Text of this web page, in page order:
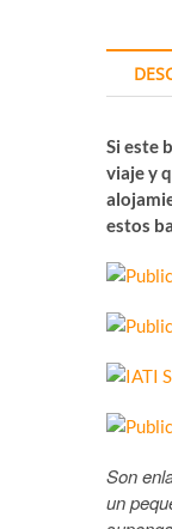
Si este
viaje y
estos
Son
un